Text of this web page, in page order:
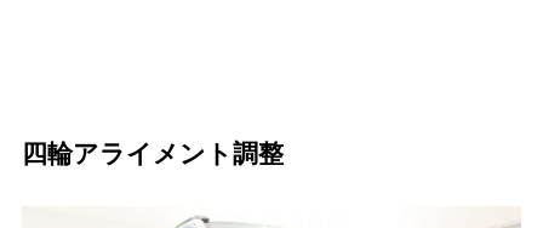
四輪アライメント調整